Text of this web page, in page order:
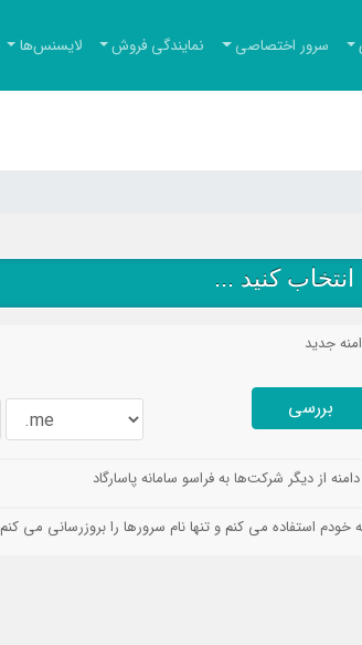
سرور اختصاصی نمایندگی فروش لایسنس‌ها
کنید ...
جدید
بررسی
دامنه از دیگر شرکت‌ها به فراسو سامانه پاسارگاد
خودم استفاده می کنم و تنها نام سرورها را بروزرسانی می کنم